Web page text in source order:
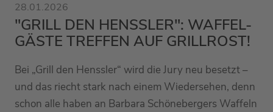
28.01.2026
"GRILL DEN HENSSLER": WAFFEL-
GÄSTE TREFFEN AUF GRILLROST!
Bei „Grill den Henssler“ wird die Jury neu besetzt –
und das riecht stark nach einem Wiedersehen, denn
schon alle haben an Barbara Schönebergers Waffeln